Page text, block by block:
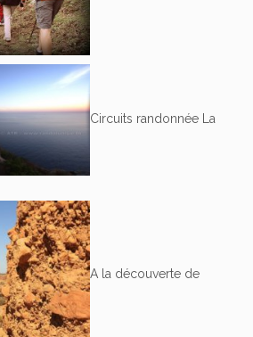
Circuits randonnée La
A la découverte de